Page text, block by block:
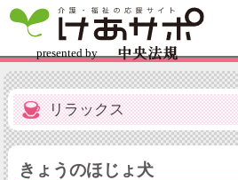
リラックス
きょうのほじょ犬